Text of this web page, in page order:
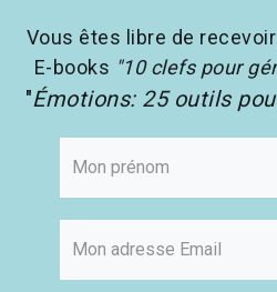
menu Les activités en
Vous êtes libre de
E-books "10 clefs pour
"Émotions: 25 outils